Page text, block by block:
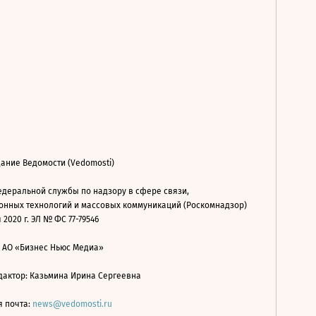
Ведомости (Vedomosti)
службы по надзору в сфере связи,
технологий и массовых коммуникаций (Роскомнадзор)
2020 г. ЭЛ № ФС 77-79546
АО «Бизнес Ньюс Медиа»
Казьмина Ирина Сергеевна
почта: news@vedomosti.ru